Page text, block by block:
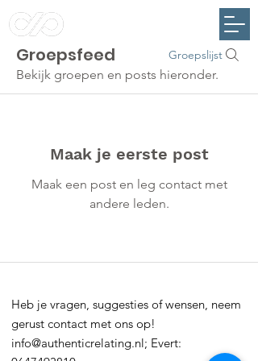
Groepsfeed Groepslijst
Bekijk groepen en posts hieronder.
Maak je eerste post
Maak een post en leg contact met
andere leden.
Heb je vragen, suggesties of wensen, neem
gerust contact met ons op!
info@authenticrelating.nl; Evert: